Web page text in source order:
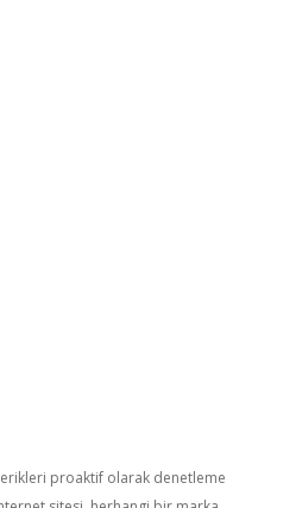
proaktif olarak denetleme